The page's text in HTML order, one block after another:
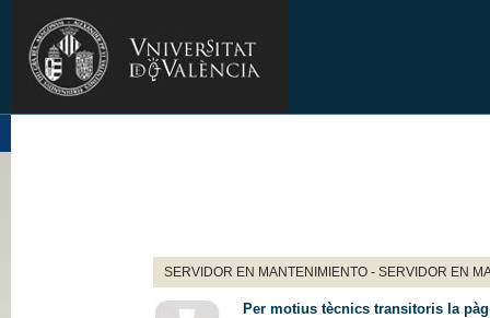
SERVIDOR EN MANTENIMIENTO - SERVIDOR EN
Per motius tècnics transitoris la